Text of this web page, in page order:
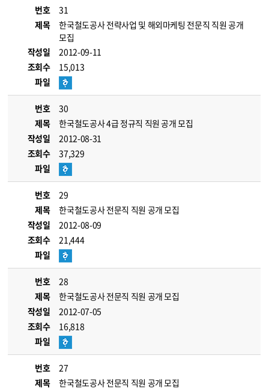
번호
31
제목
한국철도공사 전략사업 및 해외마케팅 전문직 직원 공개
모집
작성일
2012-09-11
조회수
15,013
파일
번호
30
제목
한국철도공사 4급 정규직 직원 공개 모집
작성일
2012-08-31
조회수
37,329
파일
번호
29
제목
한국철도공사 전문직 직원 공개 모집
작성일
2012-08-09
조회수
21,444
파일
번호
28
제목
한국철도공사 전문직 직원 공개 모집
작성일
2012-07-05
조회수
16,818
파일
번호
27
제목
한국철도공사 전문직 직원 공개 모집